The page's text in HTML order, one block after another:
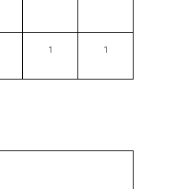
1 1